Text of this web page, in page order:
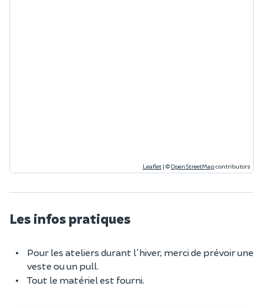
Leaflet | ©OpenStreetMapcontributors
Les infos pratiques
Pour les ateliers durant l'hiver, merci de prévoir une
veste ou un pull.
Tout le matériel est fourni.